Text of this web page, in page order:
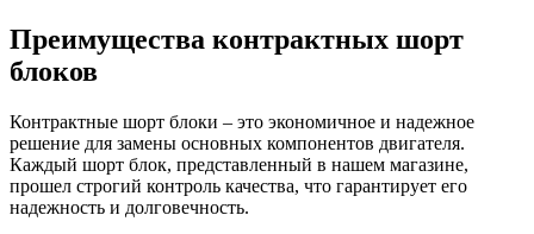
Преимущества контрактных шорт
блоков
Контрактные шорт блоки – это экономичное и надежное
решение для замены основных компонентов двигателя.
Каждый шорт блок, представленный в нашем магазине,
прошел строгий контроль качества, что гарантирует его
надежность и долговечность.